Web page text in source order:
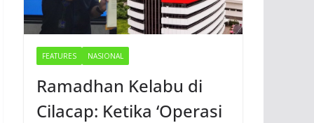
FEATURES NASIONAL
Ramadhan Kelabu di
Cilacap: Ketika ‘Operasi